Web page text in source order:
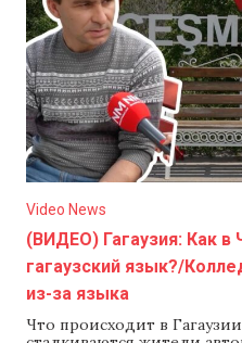
Video News
(ВИДЕО) Гагаузия: Как
гагаузский язык?/
из-за языка
Что происходит в